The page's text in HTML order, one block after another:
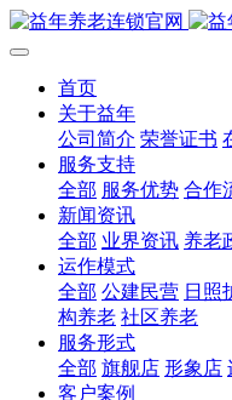
首页
关于益年
公司简介 荣誉证书
服务支持
全部 服务优势 合作
新闻资讯
全部 业界资讯 养老
运作模式
全部 公建民营 日照
构养老 社区养老
服务形式
全部 旗舰店 形象店
客户案例